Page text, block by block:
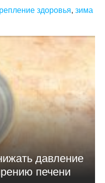
здоровья, зима
давление
печени